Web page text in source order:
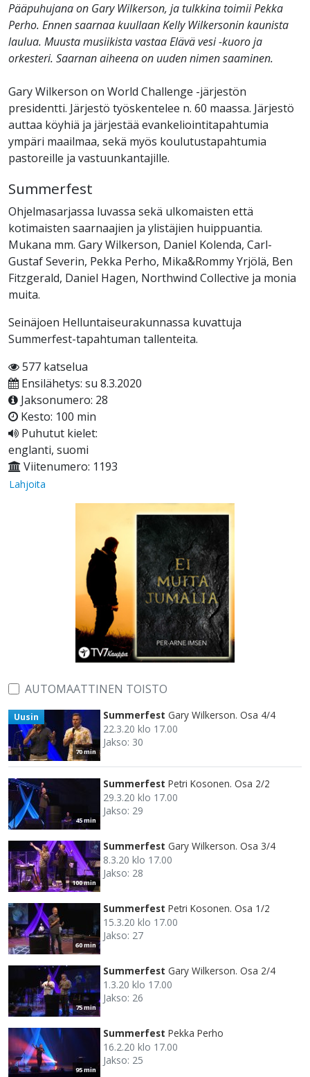
Pääpuhujana on Gary Wilkerson, ja tulkkina toimii Pekka
Perho. Ennen saarnaa kuullaan Kelly Wilkersonin kaunista
laulua. Muusta musiikista vastaa Elävä vesi -kuoro ja
orkesteri. Saarnan aiheena on uuden nimen saaminen.
Gary Wilkerson on World Challenge -järjestön
presidentti. Järjestö työskentelee n. 60 maassa. Järjestö
auttaa köyhiä ja järjestää evankeliointitapahtumia
ympäri maailmaa, sekä myös koulutustapahtumia
pastoreille ja vastuunkantajille.
Summerfest
Ohjelmasarjassa luvassa sekä ulkomaisten että
kotimaisten saarnaajien ja ylistäjien huippuantia.
Mukana mm. Gary Wilkerson, Daniel Kolenda, Carl-
Gustaf Severin, Pekka Perho, Mika&Rommy Yrjölä, Ben
Fitzgerald, Daniel Hagen, Northwind Collective ja monia
muita.
Seinäjoen Helluntaiseurakunnassa kuvattuja
Summerfest-tapahtuman tallenteita.
577 katselua
Ensilähetys: su 8.3.2020
Jaksonumero: 28
Kesto: 100 min
Puhutut kielet:
englanti, suomi
Viitenumero: 1193
Lahjoita
AUTOMAATTINEN TOISTO
70 min
Uusin Summerfest Gary Wilkerson. Osa 4/4
22.3.20 klo 17.00
Jakso: 30
45 min
Summerfest Petri Kosonen. Osa 2/2
29.3.20 klo 17.00
Jakso: 29
100 min
Summerfest Gary Wilkerson. Osa 3/4
8.3.20 klo 17.00
Jakso: 28
60 min
Summerfest Petri Kosonen. Osa 1/2
15.3.20 klo 17.00
Jakso: 27
75 min
Summerfest Gary Wilkerson. Osa 2/4
1.3.20 klo 17.00
Jakso: 26
95 min
Summerfest Pekka Perho
16.2.20 klo 17.00
Jakso: 25